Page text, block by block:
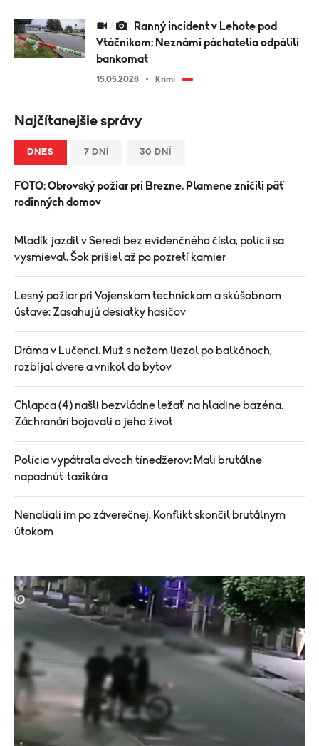
Vtáčnikom: Neznámi páchatelia odpálili
bankomat
15.05.2026 Krimi
Najčítanejšie správy
DNES 7 DNÍ 30 DNÍ
FOTO: Obrovský požiar pri Brezne. Plamene zničili päť
rodinných domov
Mladík jazdil v Seredi bez evidenčného čísla, polícii sa
vysmieval. Šok prišiel až po pozretí kamier
Lesný požiar pri Vojenskom technickom a skúšobnom
ústave: Zasahujú desiatky hasičov
Dráma v Lučenci. Muž s nožom liezol po balkónoch,
rozbíjal dvere a vnikol do bytov
Chlapca (4) našli bezvládne ležať na hladine bazéna.
Záchranári bojovali o jeho život
Polícia vypátrala dvoch tínedžerov: Mali brutálne
napadnúť taxikára
Nenaliali im po záverečnej. Konflikt skončil brutálnym
útokom